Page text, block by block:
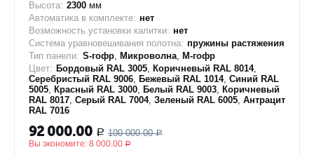
Высота: 2300 мм
Автоматика в комплекте: нет
Возможность установки калитки: нет
Система уравновешивания полотна: пружины растяжения
Тип панели: S-гофр, Микроволна, M-гофр
Цвет: Бордовый RAL 3005, Коричневый RAL 8014,
Серебристый RAL 9006, Бежевый RAL 1014, Синий RAL
5005, Красный RAL 3000, Белый RAL 9003, Коричневый
RAL 8017, Серый RAL 7004, Зеленый RAL 6005, Антрацит
RAL 7016
92 000.00 Р 100 000.00 Р
Вы экономите: 8 000.00 Р